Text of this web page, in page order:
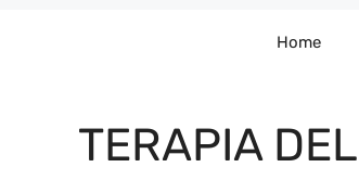
Home
TERAPIA